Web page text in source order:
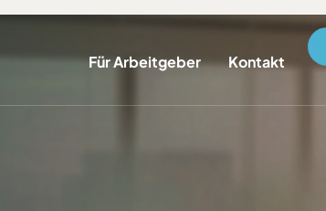
Für Arbeitgeber Kontakt